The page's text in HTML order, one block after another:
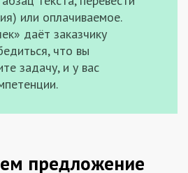
или оплачиваемое.
даёт заказчику
что вы
задачу, и у вас
предложение